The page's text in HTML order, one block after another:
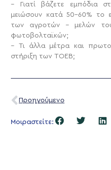
– Γιατί βάζετε εμπόδια
μειώσουν κατά 50-60% το
των αγροτών – μελών
φωτοβολταϊκών;
– Τι άλλα μέτρα και
στήριξη των ΤΟΕΒ;
Προηγούμενο
Μοιραστείτε: